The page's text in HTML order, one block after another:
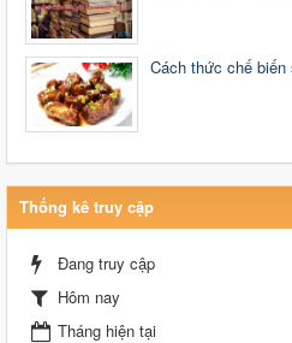
Cách thức chế
Thống kê truy cập
Đang truy cập
Hôm nay
Tháng hiện tại